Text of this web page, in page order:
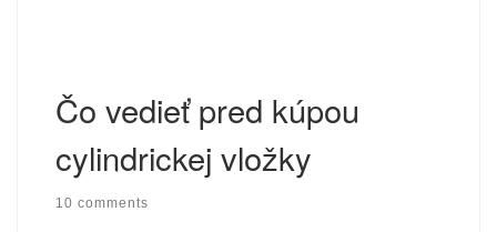
Čo vedieť pred kúpou
cylindrickej vložky
10 comments